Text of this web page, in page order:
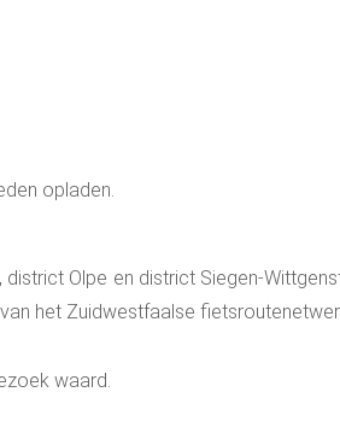
opladen.
Olpe en district Siegen-
het Zuidwestfaalse
waard.